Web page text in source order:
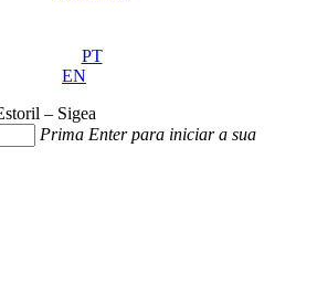
PT
EN
Prima Enter para iniciar a sua